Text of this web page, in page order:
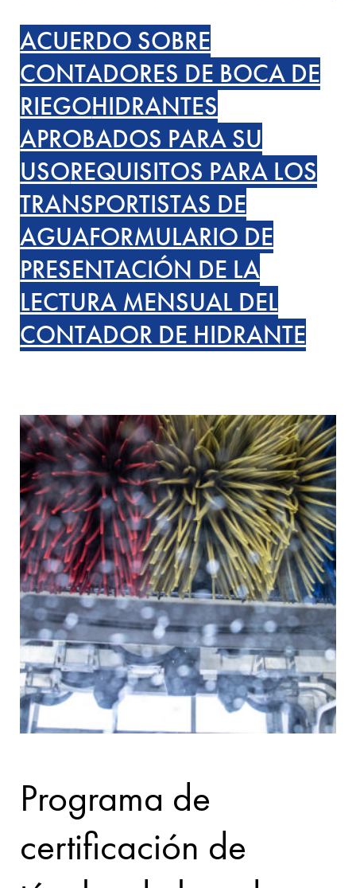
ACUERDO SOBRE
CONTADORES DE BOCA DE
RIEGOHIDRANTES
APROBADOS PARA SU
USOREQUISITOS PARA LOS
TRANSPORTISTAS DE
AGUAFORMULARIO DE
PRESENTACIÓN DE LA
LECTURA MENSUAL DEL
CONTADOR DE HIDRANTE
Programa de
certificación de